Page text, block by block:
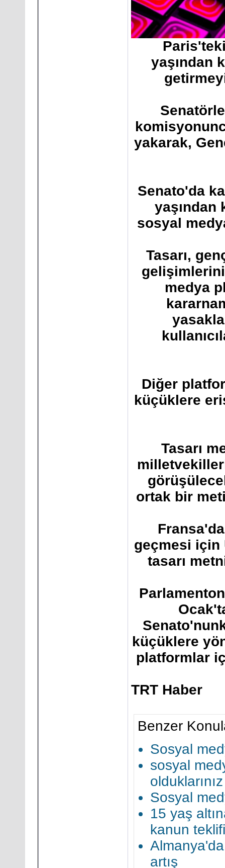
yaşından
yakarak,
Senato'da
yaşından
sosyal
Tasarı,
medya
Diğer
küçüklere
Tasarı
ortak bir
geçmesi için
tasarı
küçüklere
platformlar
TRT Haber
Benzer
Sosyal
sosyal
olduklarınız
Sosyal
15 yaş
kanun
artış